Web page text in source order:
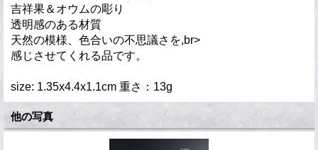
吉祥果＆オウムの彫り
透明感のある材質
天然の模様、色合いの不思議さを,br>
感じさせてくれる品です。
size: 1.35x4.4x1.1cm 重さ：13g
他の写真